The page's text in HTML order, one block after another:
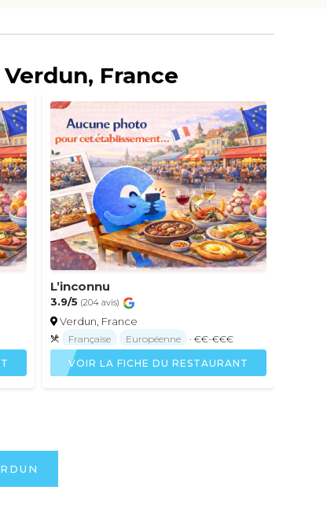
France
L’inconnu
3.9/5 (204 avis)
Verdun, France
Française Européenne · €€-€€€
VOIR LA FICHE DU RESTAURANT